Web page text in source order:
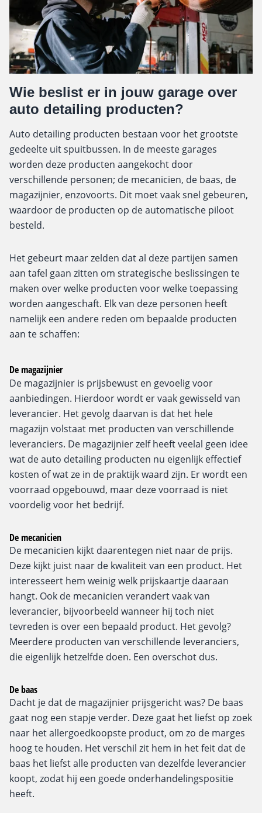
Wie beslist er in jouw garage over
auto detailing producten?
Auto detailing producten bestaan voor het grootste
gedeelte uit spuitbussen. In de meeste garages
worden deze producten aangekocht door
verschillende personen; de mecanicien, de baas, de
magazijnier, enzovoorts. Dit moet vaak snel gebeuren,
waardoor de producten op de automatische piloot
besteld.
Het gebeurt maar zelden dat al deze partijen samen
aan tafel gaan zitten om strategische beslissingen te
maken over welke producten voor welke toepassing
worden aangeschaft. Elk van deze personen heeft
namelijk een andere reden om bepaalde producten
aan te schaffen:
De magazijnier
De magazijnier is prijsbewust en gevoelig voor
aanbiedingen. Hierdoor wordt er vaak gewisseld van
leverancier. Het gevolg daarvan is dat het hele
magazijn volstaat met producten van verschillende
leveranciers. De magazijnier zelf heeft veelal geen idee
wat de auto detailing producten nu eigenlijk effectief
kosten of wat ze in de praktijk waard zijn. Er wordt een
voorraad opgebouwd, maar deze voorraad is niet
voordelig voor het bedrijf.
De mecanicien
De mecanicien kijkt daarentegen niet naar de prijs.
Deze kijkt juist naar de kwaliteit van een product. Het
interesseert hem weinig welk prijskaartje daaraan
hangt. Ook de mecanicien verandert vaak van
leverancier, bijvoorbeeld wanneer hij toch niet
tevreden is over een bepaald product. Het gevolg?
Meerdere producten van verschillende leveranciers,
die eigenlijk hetzelfde doen. Een overschot dus.
De baas
Dacht je dat de magazijnier prijsgericht was? De baas
gaat nog een stapje verder. Deze gaat het liefst op zoek
naar het allergoedkoopste product, om zo de marges
hoog te houden. Het verschil zit hem in het feit dat de
baas het liefst alle producten van dezelfde leverancier
koopt, zodat hij een goede onderhandelingspositie
heeft.